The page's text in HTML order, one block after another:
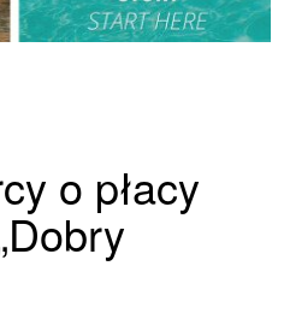
o płacy